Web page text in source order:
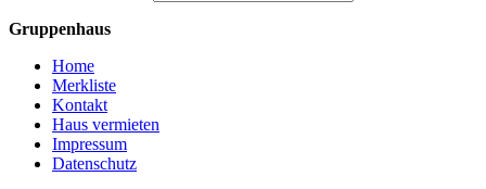
Gruppenhaus
Home
Merkliste
Kontakt
Haus vermieten
Impressum
Datenschutz